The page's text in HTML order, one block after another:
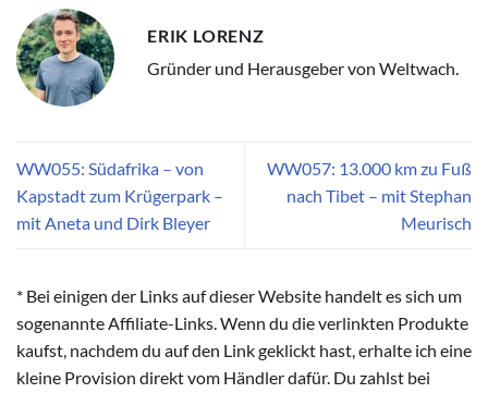
ERIK LORENZ
Gründer und Herausgeber von Weltwach.
WW055: Südafrika – von
Kapstadt zum Krügerpark –
mit Aneta und Dirk Bleyer
WW057: 13.000 km zu Fuß
nach Tibet – mit Stephan
Meurisch
* Bei einigen der Links auf dieser Website handelt es sich um
sogenannte Affiliate-Links. Wenn du die verlinkten Produkte
kaufst, nachdem du auf den Link geklickt hast, erhalte ich eine
kleine Provision direkt vom Händler dafür. Du zahlst bei